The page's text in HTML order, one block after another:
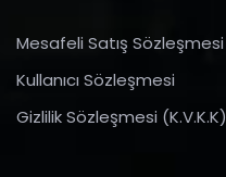
Mesafeli Satış Sözleşmesi
Kullanıcı Sözleşmesi
Gizlilik Sözleşmesi (K.V.K.K)